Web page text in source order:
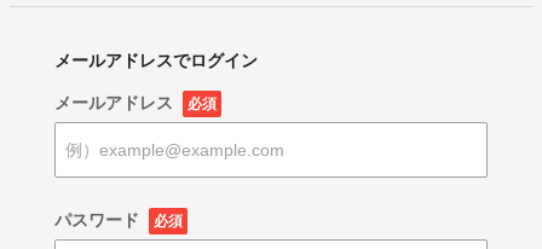
メールアドレスでログイン
メールアドレス 必須
パスワード 必須